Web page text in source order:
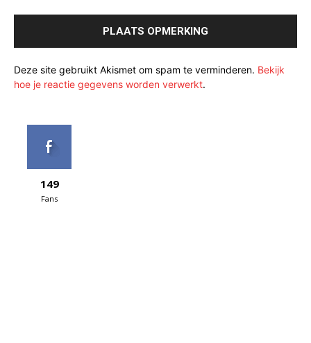
Deze site gebruikt Akismet om spam te verminderen. Bekijk
hoe je reactie gegevens worden verwerkt.
149
Fans